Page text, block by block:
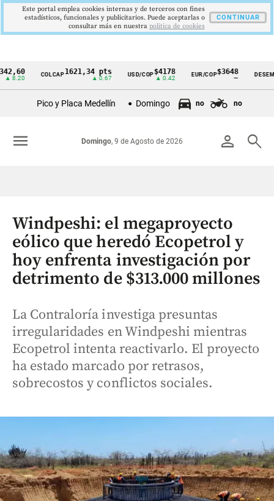
Cintillo
Colombia
COLCAP1621,34 pts USD/COP$4178
▲ 0.42
EUR/COP$3648
—
DESEMPLEO
▼
Pico y Placa Medellín Domingo no no
person search
Domingo, 9 de Agosto de 2026
menu
Windpeshi: el megaproyecto
eólico que heredó Ecopetrol y
hoy enfrenta investigación por
detrimento de $313.000 millones
La Contraloría investiga presuntas
irregularidades en Windpeshi mientras
Ecopetrol intenta reactivarlo. El proyecto
ha estado marcado por retrasos,
sobrecostos y conflictos sociales.
Este portal emplea cookies internas y de terceros con fines
estadísticos, funcionales y publicitarios. Puede aceptarlas o
consultar más en nuestra politica de cookies
CONTINUAR